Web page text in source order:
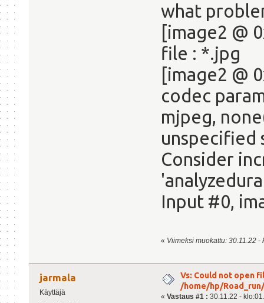
what
[image2 @
file : *.jpg
[image2 @
codec
mjpeg,
unspecified
Consider
Input #0,
« Viimeksi muokattu: 30.11.22
jarmala
Käyttäjä
Vs: Could not open
/home/hp/
« Vastaus #1 : 30.11.22 -